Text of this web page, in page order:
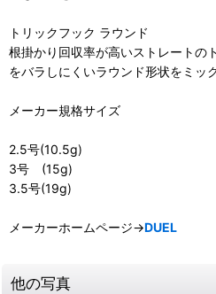
トリックフック ラウンド
根掛かり回収率が高いストレートの
をバラしにくいラウンド形状をミック
メーカー規格サイズ
2.5号(10.5g)
3号 (15g)
3.5号(19g)
メーカーホームページ→DUEL
他の写真